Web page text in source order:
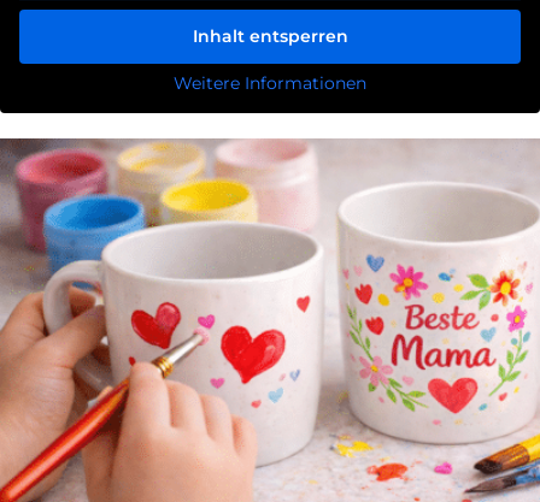
Inhalt entsperren
Weitere Informationen